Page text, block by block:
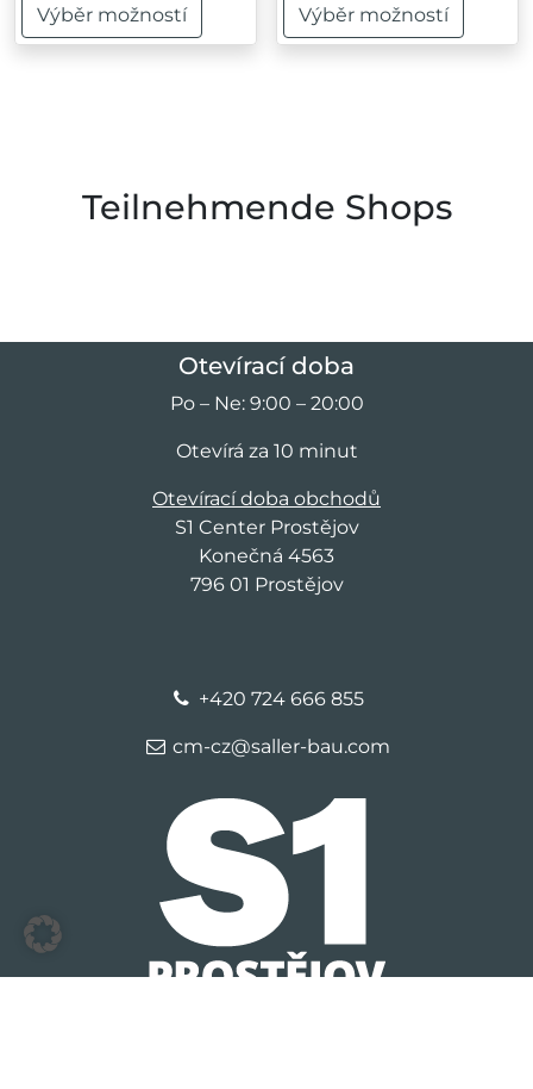
Výběr možností
Tento produkt má více variant. Možnosti lze vybrat
Výběr možností
Tento produkt má více
Teilnehmende Shops
Otevírací doba
Po – Ne: 9:00 – 20:00
Otevírá za 10 minut
Otevírací doba obchodů
S1 Center Prostějov
Konečná 4563
796 01 Prostějov
+420 724 666 855
cm-cz@saller-bau.com